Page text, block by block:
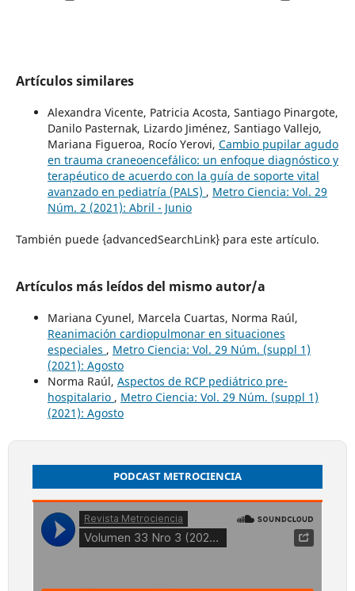
Artículos similares
Alexandra Vicente, Patricia Acosta, Santiago Pinargote,
Danilo Pasternak, Lizardo Jiménez, Santiago Vallejo,
Mariana Figueroa, Rocío Yerovi, Cambio pupilar agudo
en trauma craneoencefálico: un enfoque diagnóstico y
terapéutico de acuerdo con la guía de soporte vital
avanzado en pediatría (PALS) , Metro Ciencia: Vol. 29
Núm. 2 (2021): Abril - Junio
También puede {advancedSearchLink} para este artículo.
Artículos más leídos del mismo autor/a
Mariana Cyunel, Marcela Cuartas, Norma Raúl,
Reanimación cardiopulmonar en situaciones
especiales , Metro Ciencia: Vol. 29 Núm. (suppl 1)
(2021): Agosto
Norma Raúl, Aspectos de RCP pediátrico pre-
hospitalario , Metro Ciencia: Vol. 29 Núm. (suppl 1)
(2021): Agosto
PODCAST METROCIENCIA